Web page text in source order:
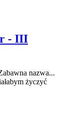
- III
nazwa...
życzyć